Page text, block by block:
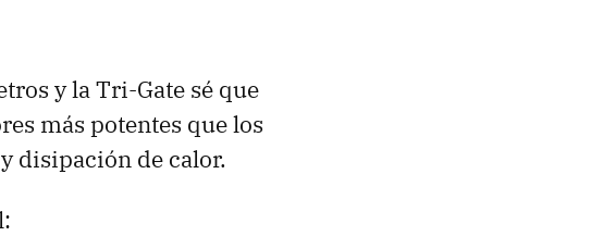
y la Tri-Gate sé que
más potentes que los
disipación de calor.